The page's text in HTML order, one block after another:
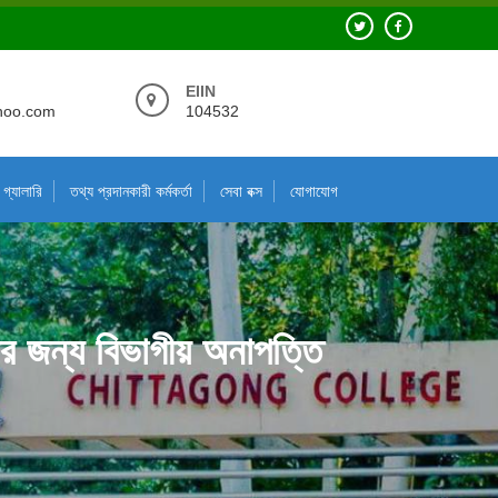
EIIN
104532
গ্যালারি তথ্য প্রদানকারী কর্মকর্তা সেবা বক্স যোগাযোগ
জন্য বিভাগীয় অনাপত্তি